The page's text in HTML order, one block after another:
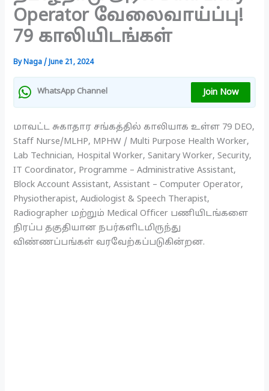
Operator வேலைவாய்ப்பு!
79 காலியிடங்கள்
ByNaga/ June 21, 2024
WhatsApp Channel Join Now
மாவட்ட சுகாதார சங்கத்தில் காலியாக உள்ள 79 DEO,
Staff Nurse/MLHP, MPHW / Multi Purpose Health Worker,
Lab Technician, Hospital Worker, Sanitary Worker, Security,
IT Coordinator, Programme – Administrative Assistant,
Block Account Assistant, Assistant – Computer Operator,
Physiotherapist, Audiologist & Speech Therapist,
Radiographer மற்றும் Medical Officer பணியிடங்களை
நிரப்ப தகுதியான நபர்களிடமிருந்து
விண்ணப்பங்கள் வரவேற்கப்படுகின்றன.